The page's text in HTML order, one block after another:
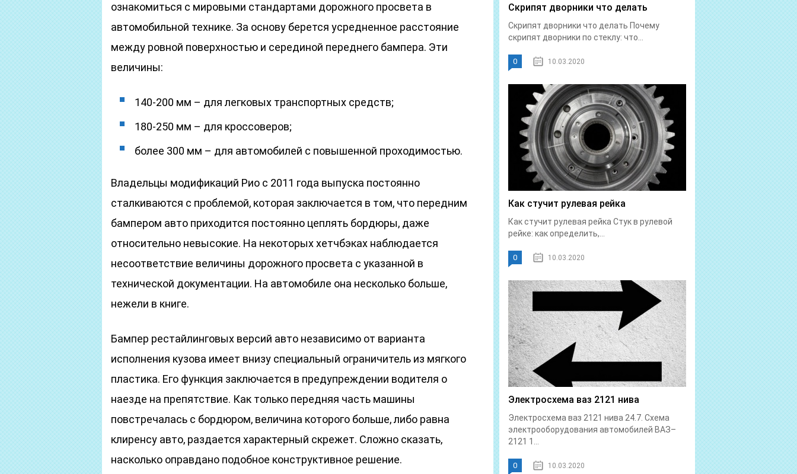
ознакомиться с мировыми стандартами дорожного просвета в
автомобильной технике. За основу берется усредненное расстояние
между ровной поверхностью и серединой переднего бампера. Эти
величины:
140-200 мм – для легковых транспортных средств;
180-250 мм – для кроссоверов;
более 300 мм – для автомобилей с повышенной проходимостью.
Владельцы модификаций Рио с 2011 года выпуска постоянно
сталкиваются с проблемой, которая заключается в том, что передним
бампером авто приходится постоянно цеплять бордюры, даже
относительно невысокие. На некоторых хетчбэках наблюдается
несоответствие величины дорожного просвета с указанной в
технической документации. На автомобиле она несколько больше,
нежели в книге.
Бампер рестайлинговых версий авто независимо от варианта
исполнения кузова имеет внизу специальный ограничитель из мягкого
пластика. Его функция заключается в предупреждении водителя о
наезде на препятствие. Как только передняя часть машины
повстречалась с бордюром, величина которого больше, либо равна
клиренсу авто, раздается характерный скрежет. Сложно сказать,
насколько оправдано подобное конструктивное решение.
Скрипят дворники что делать
Скрипят дворники что делать Почему
скрипят дворники по стеклу: что...
0 10.03.2020
Как стучит рулевая рейка
Как стучит рулевая рейка Стук в рулевой
рейке: как определить,...
0 10.03.2020
Электросхема ваз 2121 нива
Электросхема ваз 2121 нива 24.7. Схема
электрооборудования автомобилей ВАЗ–
2121 1...
0 10.03.2020